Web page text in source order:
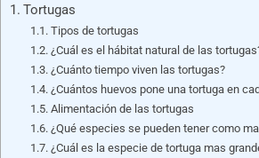
Tortugas
Tipos de tortugas
¿Cuál es el hábitat natural de las
¿Cuánto tiempo viven las tortugas?
¿Cuántos huevos pone una tortuga en
Alimentación de las tortugas
¿Qué especies se pueden tener como
¿Cuál es la especie de tortuga mas